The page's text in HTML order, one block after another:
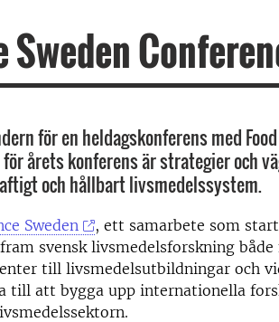
Sweden
för en heldagskonferens med
för årets konferens är strategier och
och hållbart livsmedelssystem.
Sweden
, ett samarbete som
svensk livsmedelsforskning
till livsmedelsutbildningar och
till att bygga upp internationella